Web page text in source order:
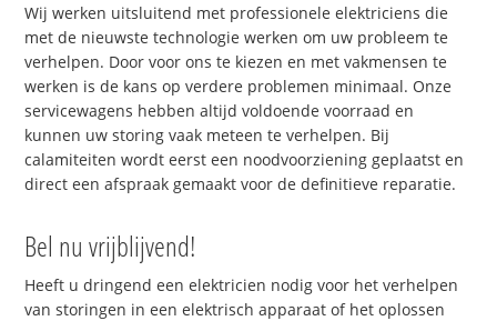
Wij werken uitsluitend met professionele elektriciens die
met de nieuwste technologie werken om uw probleem te
verhelpen. Door voor ons te kiezen en met vakmensen te
werken is de kans op verdere problemen minimaal. Onze
servicewagens hebben altijd voldoende voorraad en
kunnen uw storing vaak meteen te verhelpen. Bij
calamiteiten wordt eerst een noodvoorziening geplaatst en
direct een afspraak gemaakt voor de definitieve reparatie.
Bel nu vrijblijvend!
Heeft u dringend een elektricien nodig voor het verhelpen
van storingen in een elektrisch apparaat of het oplossen